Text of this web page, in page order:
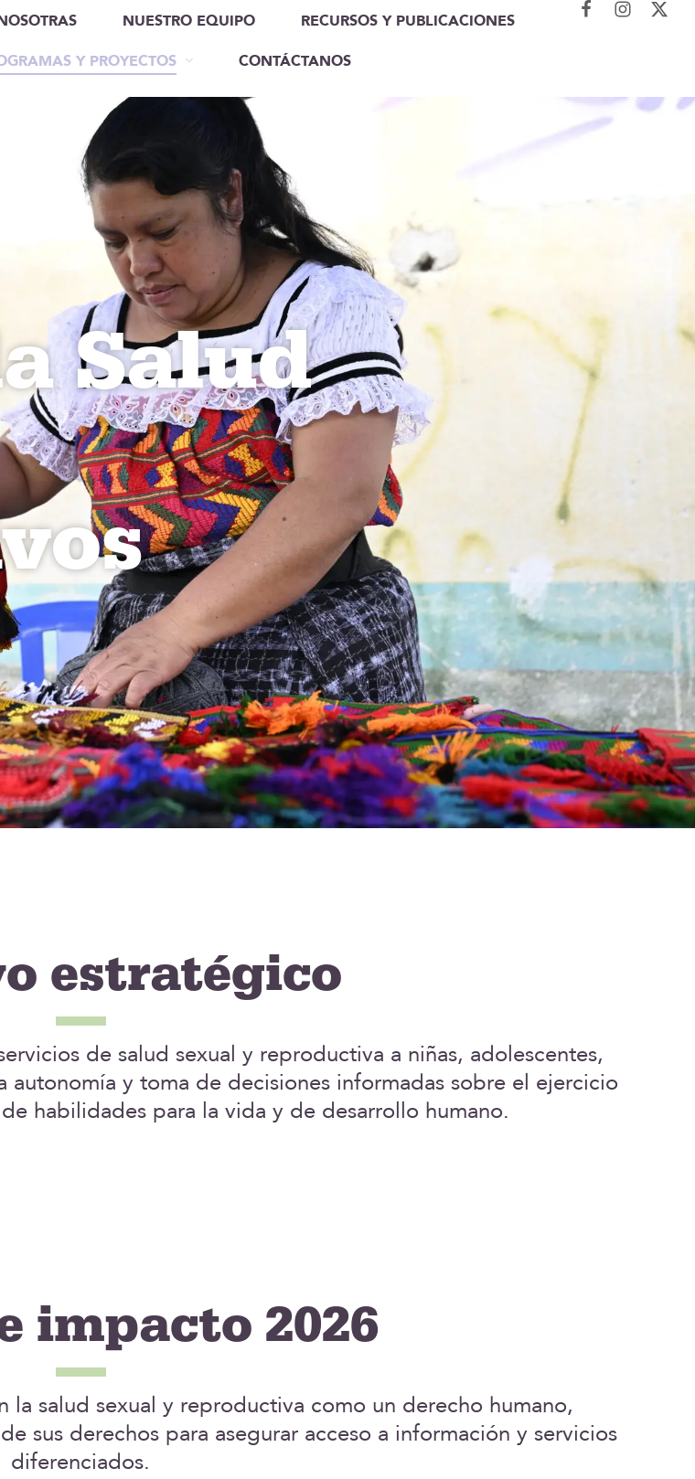
NUESTRO EQUIPO
RECURSOS Y PUBLICACIONES
Y PROYECTOS
CONTÁCTANOS
Salud
estratégico
de salud sexual y reproductiva a niñas, adolescentes,
y toma de decisiones informadas sobre el ejercicio
habilidades para la vida y de desarrollo humano.
impacto 2026
la salud sexual y reproductiva como un derecho humano,
sus derechos para asegurar acceso a información y servicios
diferenciados.